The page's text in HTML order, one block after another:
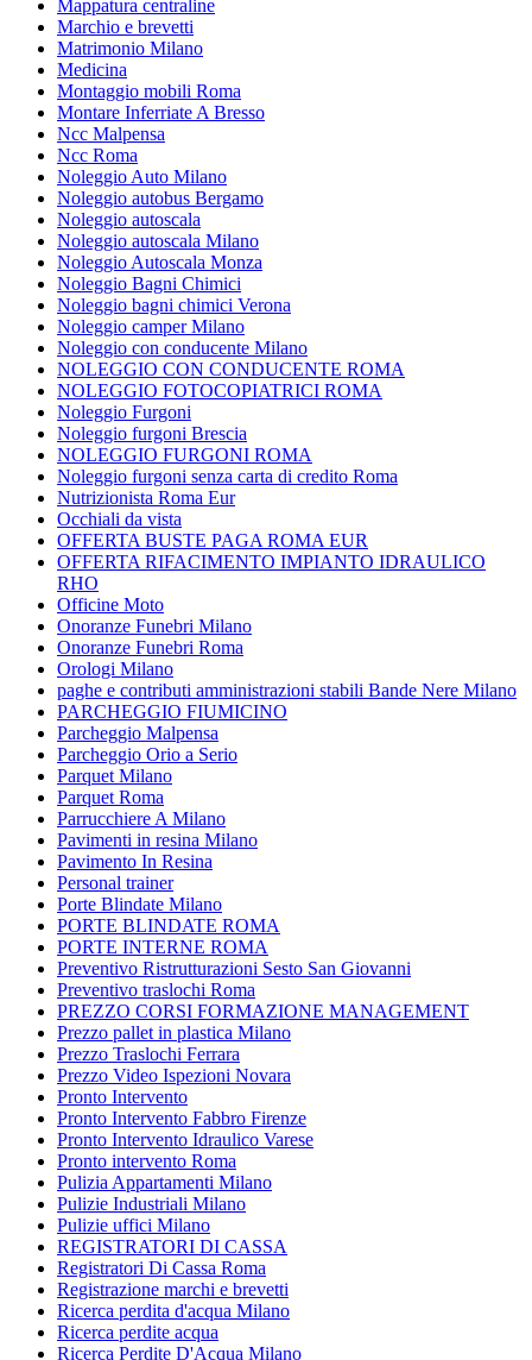
Mappatura centraline
Marchio e brevetti
Matrimonio Milano
Medicina
Montaggio mobili Roma
Montare Inferriate A Bresso
Ncc Malpensa
Ncc Roma
Noleggio Auto Milano
Noleggio autobus Bergamo
Noleggio autoscala
Noleggio autoscala Milano
Noleggio Autoscala Monza
Noleggio Bagni Chimici
Noleggio bagni chimici Verona
Noleggio camper Milano
Noleggio con conducente Milano
NOLEGGIO CON CONDUCENTE ROMA
NOLEGGIO FOTOCOPIATRICI ROMA
Noleggio Furgoni
Noleggio furgoni Brescia
NOLEGGIO FURGONI ROMA
Noleggio furgoni senza carta di credito Roma
Nutrizionista Roma Eur
Occhiali da vista
OFFERTA BUSTE PAGA ROMA EUR
OFFERTA RIFACIMENTO IMPIANTO IDRAULICO
RHO
Officine Moto
Onoranze Funebri Milano
Onoranze Funebri Roma
Orologi Milano
paghe e contributi amministrazioni stabili Bande Nere Milano
PARCHEGGIO FIUMICINO
Parcheggio Malpensa
Parcheggio Orio a Serio
Parquet Milano
Parquet Roma
Parrucchiere A Milano
Pavimenti in resina Milano
Pavimento In Resina
Personal trainer
Porte Blindate Milano
PORTE BLINDATE ROMA
PORTE INTERNE ROMA
Preventivo Ristrutturazioni Sesto San Giovanni
Preventivo traslochi Roma
PREZZO CORSI FORMAZIONE MANAGEMENT
Prezzo pallet in plastica Milano
Prezzo Traslochi Ferrara
Prezzo Video Ispezioni Novara
Pronto Intervento
Pronto Intervento Fabbro Firenze
Pronto Intervento Idraulico Varese
Pronto intervento Roma
Pulizia Appartamenti Milano
Pulizie Industriali Milano
Pulizie uffici Milano
REGISTRATORI DI CASSA
Registratori Di Cassa Roma
Registrazione marchi e brevetti
Ricerca perdita d'acqua Milano
Ricerca perdite acqua
Ricerca Perdite D'Acqua Milano